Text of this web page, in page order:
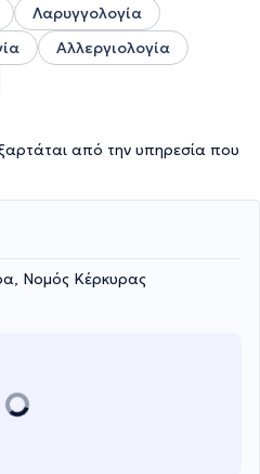
αντιμετωπίζει παθήσεις
και παρέχει
ανάγκες των ασθενών της.
Λαρυγγολογία
Αλλεργιολογία
από την υπηρεσία που
Νομός Κέρκυρας